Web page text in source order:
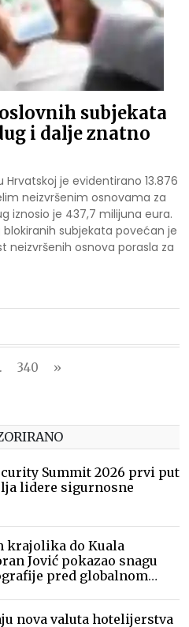
subjekata
i dalje znatno
Hrvatskoj je evidentirano 13.876
neizvršenim osnovama za
iznosio je 437,7 milijuna eura.
subjekata povećan je
neizvršenih osnova porasla za
340 »
Summit 2026 prvi put
lidere sigurnosne
krajolika do Kuala
Jović pokazao snagu
pred globalnom
nova valuta hotelijerstva